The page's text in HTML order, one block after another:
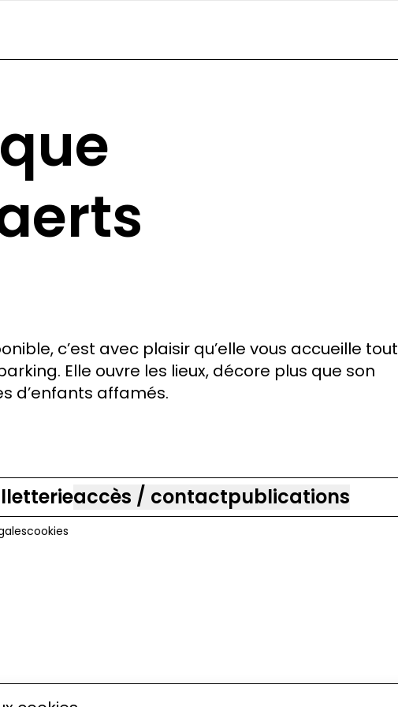
c’est avec plaisir qu’elle vous accueille tout
Elle ouvre les lieux, décore plus que son
d’enfants affamés.
accès / contactpublications
cookies